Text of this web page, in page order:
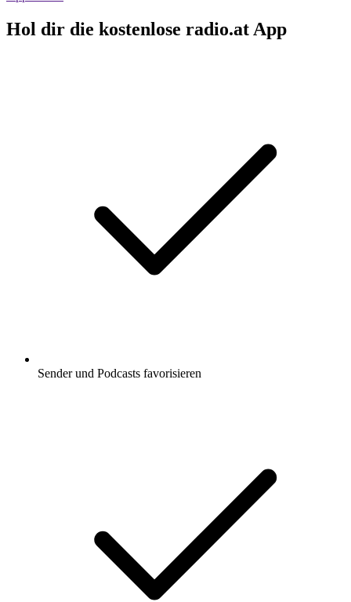
Hol dir die kostenlose radio.at App
Sender und Podcasts favorisieren